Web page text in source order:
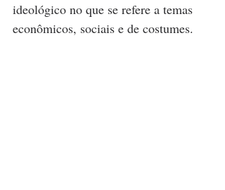
ideológico no que se refere a temas
econômicos, sociais e de costumes.